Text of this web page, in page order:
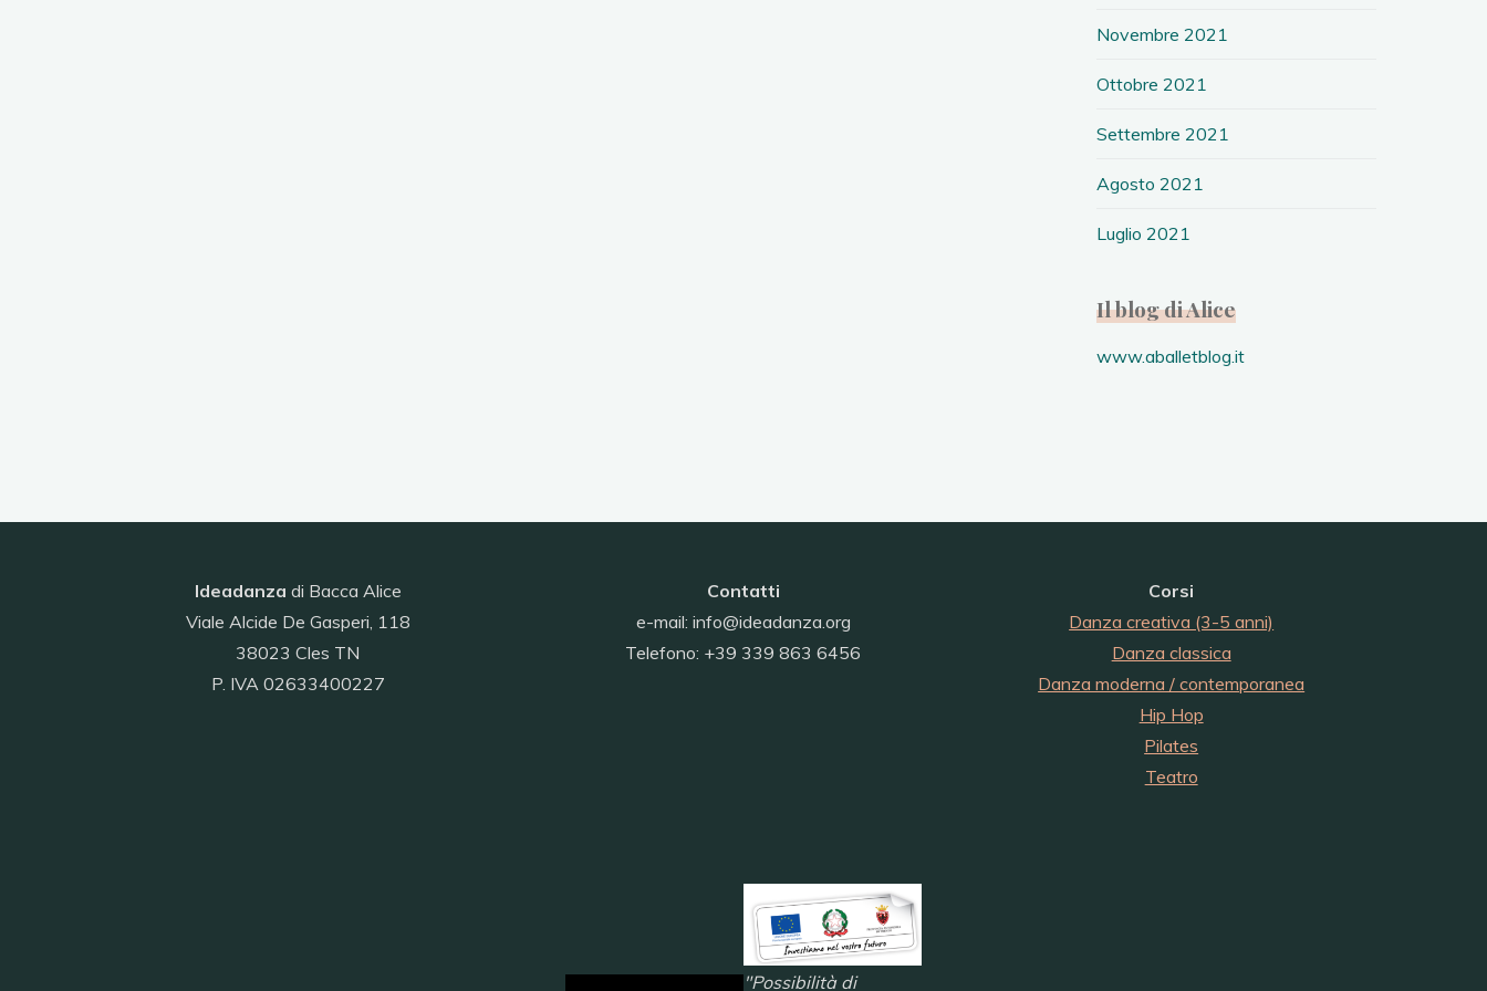
Novembre 2021
Ottobre 2021
Settembre 2021
Agosto 2021
Luglio 2021
Il blog di Alice
www.aballetblog.it
Ideadanza di Bacca Alice
Viale Alcide De Gasperi, 118
38023 Cles TN
P. IVA 02633400227
Contatti
e-mail: info@ideadanza.org
Telefono: +39 339 863 6456
Corsi
Danza creativa (3-5 anni)
Danza classica
Danza moderna / contemporanea
Hip Hop
Pilates
Teatro
"Possibilità di